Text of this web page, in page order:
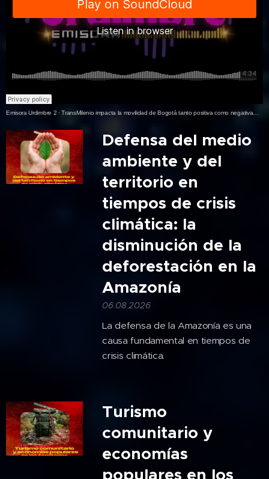
Emisora Urdimbre 2 ·TransMilenio impacta la movilidad de Bogotá tanto positiva como negativamente
Defensa del medio
ambiente y del
territorio en
tiempos de crisis
climática: la
disminución de la
deforestación en la
Amazonía
06.08.2026
La defensa de la Amazonía es una
causa fundamental en tiempos de
crisis climática.
Turismo
comunitario y
economías